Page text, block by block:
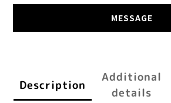
MESSAGE
Description
Additional
details